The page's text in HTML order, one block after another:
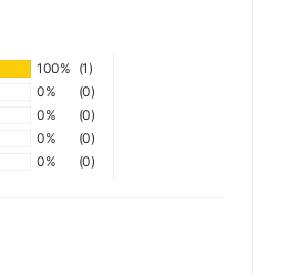
100% (1)
0%
(0)
0%
(0)
0%
(0)
0%
(0)